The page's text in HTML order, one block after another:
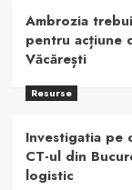
Ambrozia
pentru acțiune
Văcărești
Resurse
Investigatia pe
CT-ul din
logistic